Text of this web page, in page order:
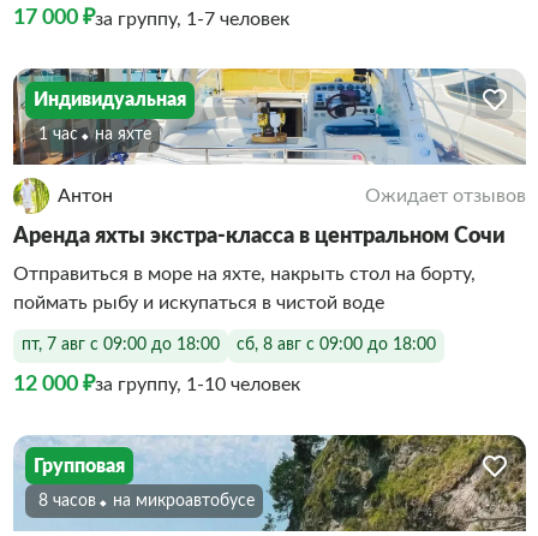
17 000 ₽за группу, 1-7 человек
Индивидуальная
1 час На яхте
Антон Ожидает отзывов
Аренда яхты экстра-класса в центральном Сочи
Отправиться в море на яхте, накрыть стол на борту,
поймать рыбу и искупаться в чистой воде
пт, 7 авг с 09:00 до 18:00 сб, 8 авг с 09:00 до 18:00
12 000 ₽за группу, 1-10 человек
Групповая
8 часов На микроавтобусе